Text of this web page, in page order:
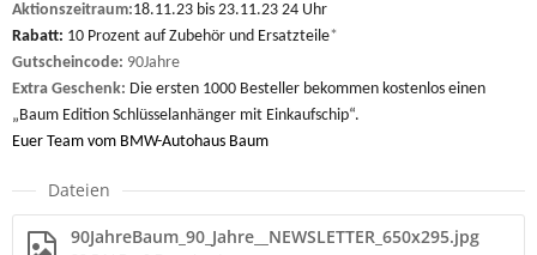
Aktionszeitraum:18.11.23 bis 23.11.23 24 Uhr
Rabatt: 10 Prozent auf Zubehör und Ersatzteile*
Gutscheincode: 90Jahre
Extra Geschenk: Die ersten 1000 Besteller bekommen kostenlos einen
„Baum Edition Schlüsselanhänger mit Einkaufschip“.
Euer Team vom BMW-Autohaus Baum
Dateien
90JahreBaum_90_Jahre__NEWSLETTER_650x295.jpg